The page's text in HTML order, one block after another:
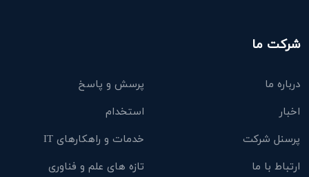
شرکت ما
درباره ما
پرسش و پاسخ
اخبار
استخدام
پرسنل شرکت
خدمات و راهکارهای IT
ارتباط با ما
تازه های علم و فناوری